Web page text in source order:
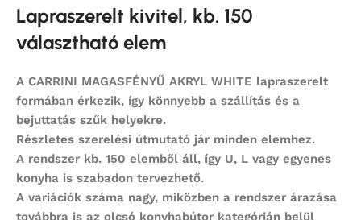
Lapraszerelt kivitel, kb. 150
választható elem
A CARRINI MAGASFÉNYŰ AKRYL WHITE lapraszerelt
formában érkezik, így könnyebb a szállítás és a
bejuttatás szűk helyekre.
Részletes szerelési útmutató jár minden elemhez.
A rendszer kb. 150 elemből áll, így U, L vagy egyenes
konyha is szabadon tervezhető.
A variációk száma nagy, miközben a rendszer árazása
továbbra is az olcsó konyhabútor kategórián belül